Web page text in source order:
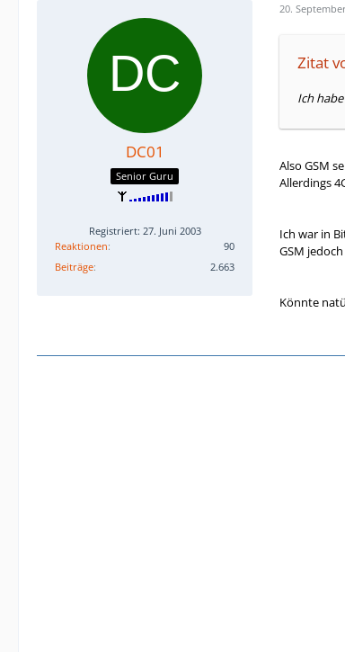
DC01
Senior Guru
Registriert: 27. Juni 2003
Reaktionen
90
Beiträge
2.663
20.
Zitat
Ich
Also GSM
Allerdings
Ich war in
GSM
Könnte